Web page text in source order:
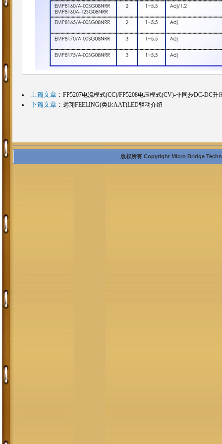
上篇文章： FP5207电流模式(CC)/FP5208电压模式(CV)-非同步DC-DC升
下篇文章： 远翔FEELING(类比AAT)LED驱动介绍
版权所有 Copyright Micro Bridge